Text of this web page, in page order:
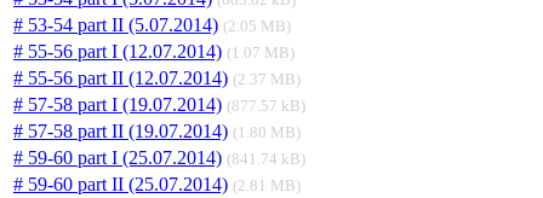
# 53-54 part II (5.07.2014) (2.05 MB)
# 55-56 part I (12.07.2014) (1.07 MB)
# 55-56 part II (12.07.2014) (2.37 MB)
# 57-58 part I (19.07.2014) (877.57 kB)
# 57-58 part II (19.07.2014) (1.80 MB)
# 59-60 part I (25.07.2014) (841.74 kB)
# 59-60 part II (25.07.2014) (2.81 MB)